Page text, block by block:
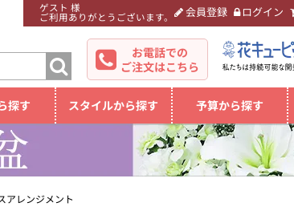
ゲスト 様
ご利用ありがとうございます。 会員登録 ログイン
お電話での
ご注文はこちら
探す スタイルから探す 予算から探す
アレンジメント